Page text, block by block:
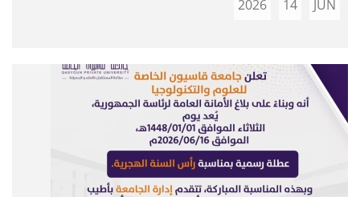
JUN
14
2026